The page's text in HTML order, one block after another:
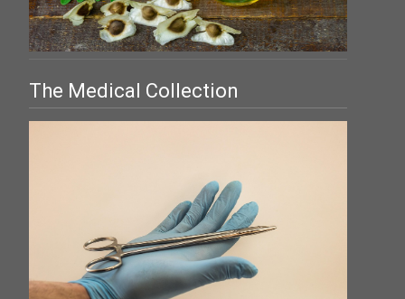
The Medical Collection